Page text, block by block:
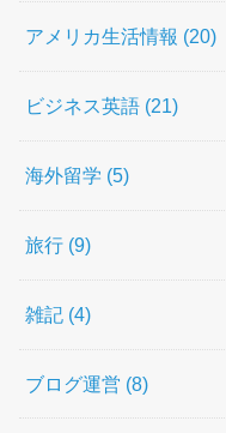
アメリカ生活情報 (20)
ビジネス英語 (21)
海外留学 (5)
旅行 (9)
雑記 (4)
ブログ運営 (8)